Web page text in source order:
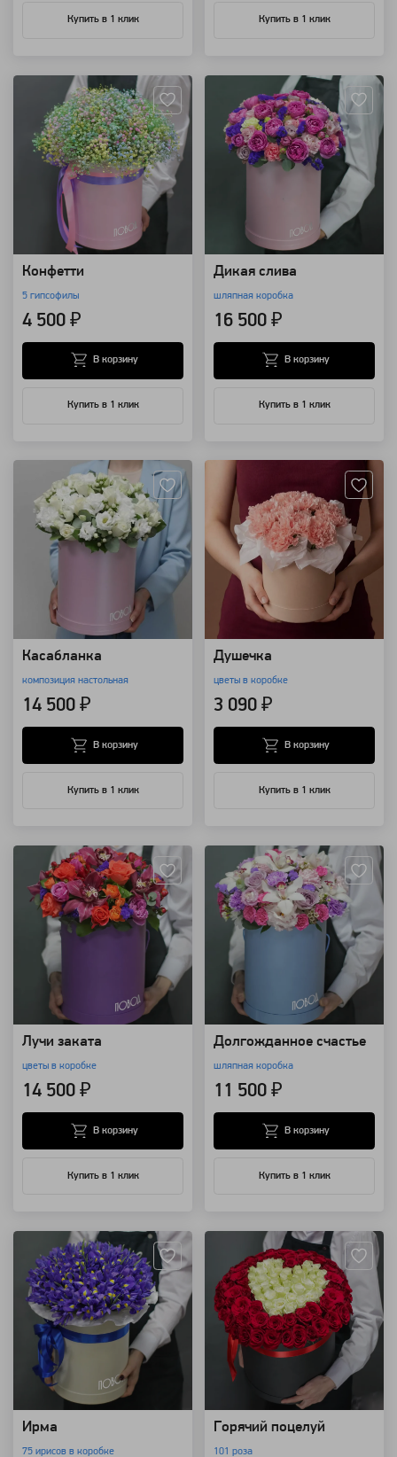
Купить в 1 клик Купить в 1 клик
Конфетти
5 гипсофилы
4 500 ₽
Купить в 1 клик
В корзину
Дикая слива
шляпная коробка
16 500 ₽
Купить в 1 клик
В корзину
Касабланка
композиция настольная
14 500 ₽
Купить в 1 клик
В корзину
Душечка
цветы в коробке
3 090 ₽
Купить в 1 клик
В корзину
Лучи заката
цветы в коробке
14 500 ₽
Купить в 1 клик
В корзину
Долгожданное счастье
шляпная коробка
11 500 ₽
Купить в 1 клик
В корзину
Ирма
75 ирисов в коробке
Горячий поцелуй
101 роза